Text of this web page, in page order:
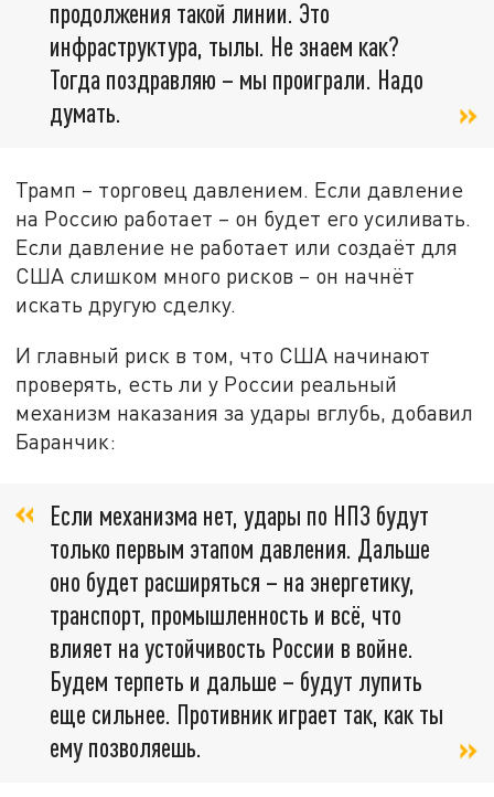
продолжения такой линии. Это
инфраструктура, тылы. Не знаем как?
Тогда поздравляю – мы проиграли. Надо
думать.
Трамп – торговец давлением. Если давление
на Россию работает – он будет его усиливать.
Если давление не работает или создаёт для
США слишком много рисков – он начнёт
искать другую сделку.
И главный риск в том, что США начинают
проверять, есть ли у России реальный
механизм наказания за удары вглубь, добавил
Баранчик:
Если механизма нет, удары по НПЗ будут
только первым этапом давления. Дальше
оно будет расширяться – на энергетику,
транспорт, промышленность и всё, что
влияет на устойчивость России в войне.
Будем терпеть и дальше – будут лупить
еще сильнее. Противник играет так, как ты
ему позволяешь.